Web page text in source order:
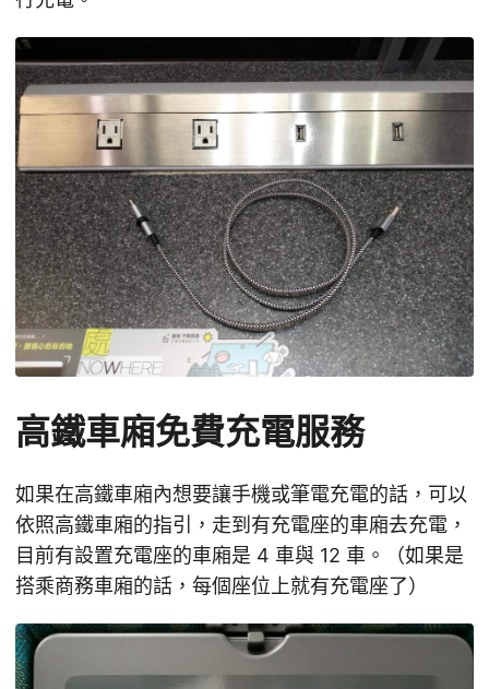
高鐵車廂免費充電服務
如果在高鐵車廂內想要讓手機或筆電充電的話，可以
依照高鐵車廂的指引，走到有充電座的車廂去充電，
目前有設置充電座的車廂是 4 車與 12 車。（如果是
搭乘商務車廂的話，每個座位上就有充電座了）